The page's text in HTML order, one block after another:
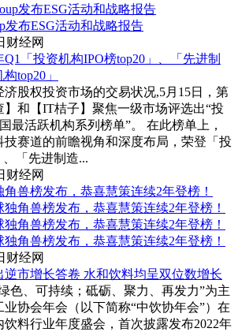
发布ESG活动和战略报告
财经网
「投资机构IPO榜top20」、「先进制
top20」
股权投资市场的交易状况,5月15日，第
和【IT桔子】聚焦一级市场评选出“投
最活跃机构系列榜单”。 在此榜单上，
技赛道的前瞻视角和深度布局，荣登「投
、「先进制造...
财经网
角兽榜发布，恭喜慧策连续2年登榜！
财经网
逆市增长答卷 水和饮料均呈双位数增长
色、可持续；砥砺、聚力、再发力”为主
业协会年会（以下简称“中饮协年会”）在
饮料行业年度盛会，首次披露发布2022年